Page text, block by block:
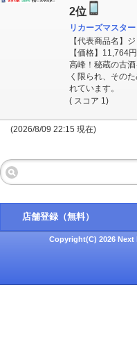
2位
リカーズマスター
【代表商品名】
【価格】11,764
高峰！秘蔵の古
く限られ、その
れています。
( スコア 1)
(2026/8/09 22:15 現在)
店舗登録（無料）
Copyright(C) 2026